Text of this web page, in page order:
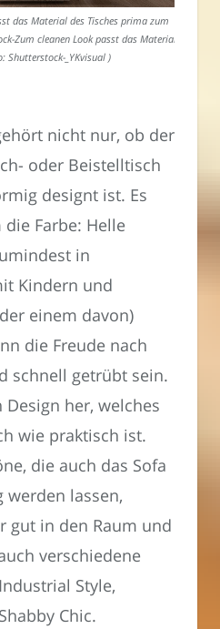
das Material des Tisches prima zum
Zum cleanen Look passt das Material
Shutterstock-_YKvisual )
nicht nur, ob der
oder Beistelltisch
designt ist. Es
Farbe: Helle
in
Kindern und
einem davon)
die Freude nach
schnell getrübt sein.
her, welches
wie praktisch ist.
die auch das Sofa
werden lassen,
gut in den Raum und
verschiedene
Style,
Chic.